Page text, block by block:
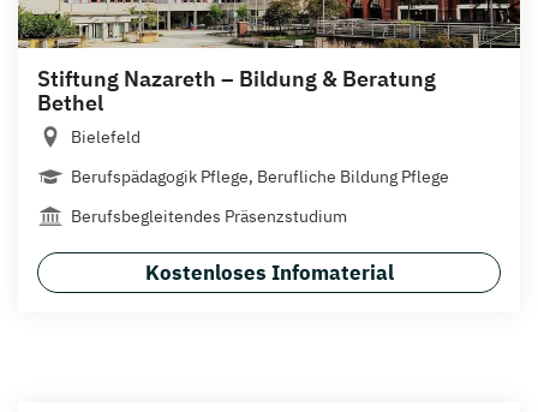
Stiftung Nazareth – Bildung & Beratung
Bethel
Bielefeld
Berufspädagogik Pflege, Berufliche Bildung Pflege
Berufsbegleitendes Präsenzstudium
Kostenloses Infomaterial